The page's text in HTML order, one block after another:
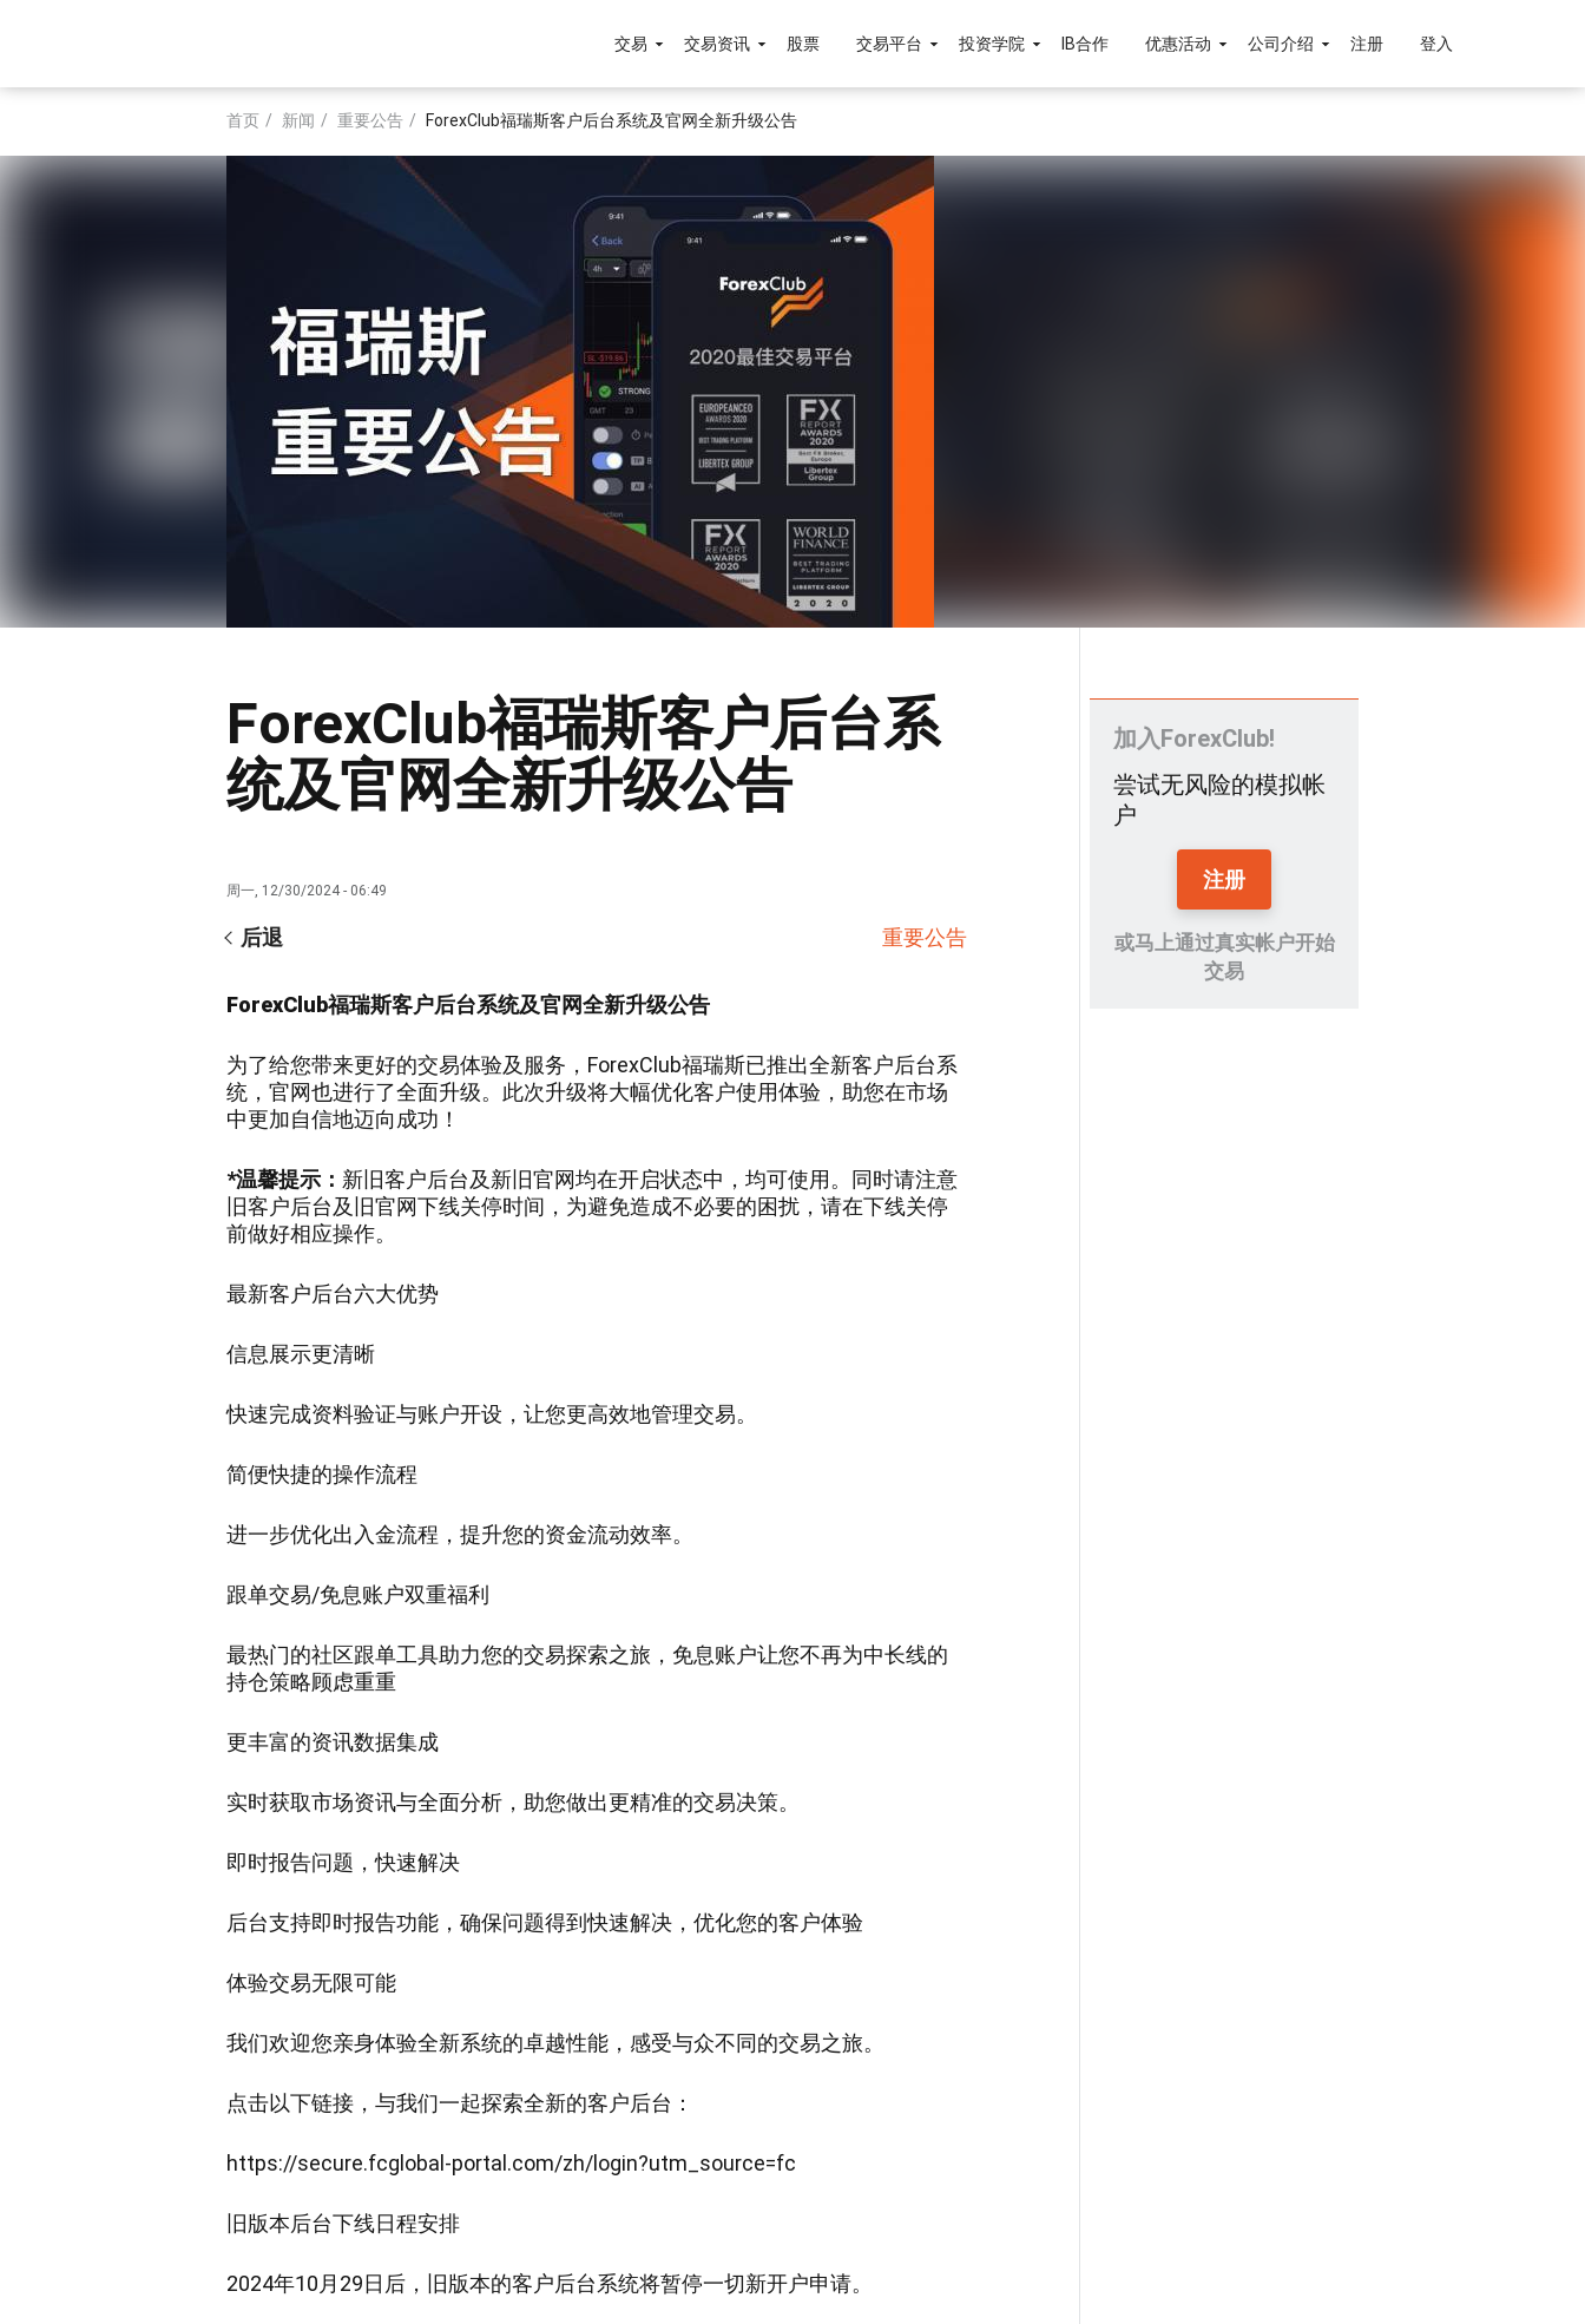
主
容
Main
navigation
交易 交易资讯 股票 交易平台 投资学院 IB合作 优惠活动 公司介绍 注册 登入
面
首页 新闻 重要公告 ForexClub福瑞斯客户后台系统及官网全新升级公告
ForexClub福瑞斯客户后台系
统及官网全新升级公告
周一, 12/30/2024 - 06:49
后退 重要公告
ForexClub福瑞斯客户后台系统及官网全新升级公告
为了给您带来更好的交易体验及服务， ForexClub福瑞斯已推出全新客户后台系
统， 官网也进行了全面升级。 此次升级将大幅优化客户使用体验 ，助您在市场
中更加自信地迈向成功！
*温馨提示： 新旧客户后台及新旧官网均在开启状态中，均可使用。同时请注意
旧客户后台及旧官网下线关停时间，为避免造成不必要的困扰，请在下线关停
前做好相应操作。
最新客户后台六大优势
信息展示更清晰
快速完成资料验证与账户开设，让您更高效地管理交易。
简便快捷的操作流程
进一步优化出入金流程，提升您的资金流动效率。
跟单交易/免息账户双重福利
最热门的社区跟单工具助力您的交易探索之旅，免息账户让您不再为中长线的
持仓策略顾虑重重
更丰富的资讯数据集成
实时获取市场资讯与全面分析，助您做出更精准的交易决策。
即时报告问题，快速解决
后台支持即时报告功能，确保问题得到快速解决，优化您的客户体验
体验交易无限可能
我们欢迎您亲身体验全新系统的卓越性能，感受与众不同的交易之旅。
点击以下链接，与我们一起探索全新的客户后台：
https://secure.fcglobal-portal.com/zh/login?utm_source=fc
旧版本后台下线日程安排
2024年10月29日后 ， 旧版本的客户后台系统将暂停一切新开户申请。
加入ForexClub!
尝试无风险的模拟帐
户
注册
或马上通过真实帐户开始
交易